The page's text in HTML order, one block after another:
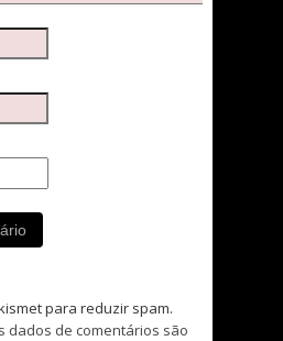
para reduzir spam.
dados de comentários são